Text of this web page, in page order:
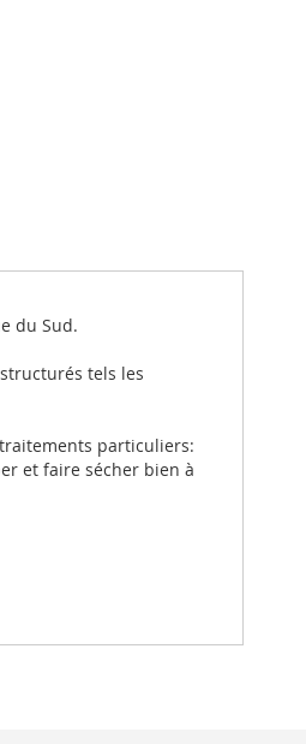
du Sud.
tels les
particuliers:
et faire sécher bien à